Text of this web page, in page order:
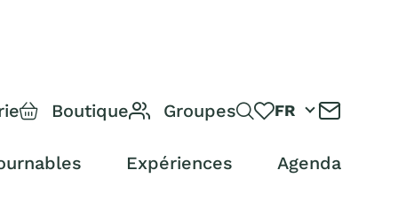
Boutique Groupes FR
Expériences Agenda